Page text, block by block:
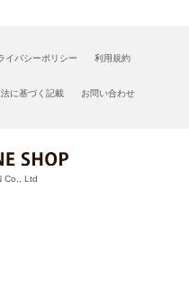
イバシーポリシー 利用規約
に基づく記載 お問い合わせ
Co., Ltd